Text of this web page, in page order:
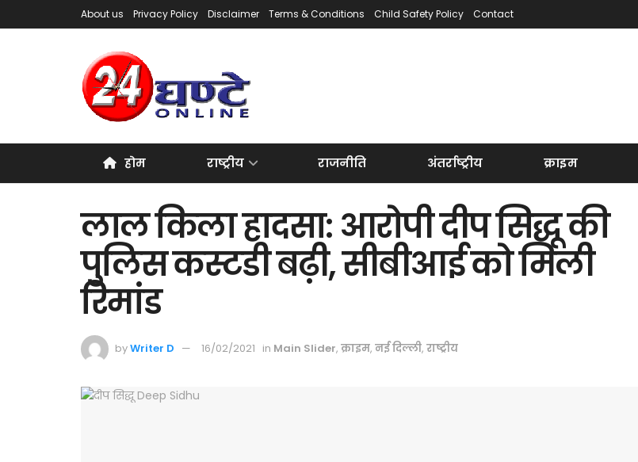
About us Privacy Policy Disclaimer Terms & Conditions Child Safety Policy Contact
होम राष्ट्रीय राजनीति अंतर्राष्ट्रीय क्राइम
लाल किला हादसा: आरोपी दीप सिद्धू की
पुलिस कस्टडी बढ़ी, सीबीआई को मिली
रिमांड
byWriter D 16/02/2021 in Main Slider, क्राइम, नई दिल्ली, राष्ट्रीय